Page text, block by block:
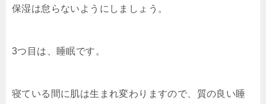
保湿は怠らないようにしましょう。
3つ目は、睡眠です。
寝ている間に肌は生まれ変わりますので、質の良い睡